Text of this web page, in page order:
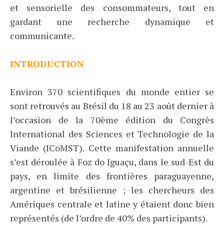
et sensorielle des consommateurs, tout en
gardant une recherche dynamique et
communicante.
INTRODUCTION
Environ 370 scientifiques du monde entier se
sont retrouvés au Brésil du 18 au 23 août dernier à
l’occasion de la 70ème édition du Congrès
International des Sciences et Technologie de la
Viande (ICoMST). Cette manifestation annuelle
s’est déroulée à Foz do Iguaçu, dans le sud-Est du
pays, en limite des frontières paraguayenne,
argentine et brésilienne ; les chercheurs des
Amériques centrale et latine y étaient donc bien
représentés (de l’ordre de 40% des participants).